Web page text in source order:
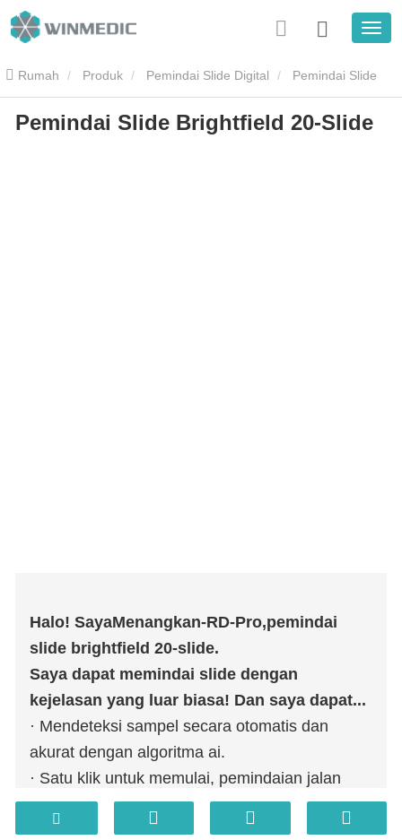
Rumah Produk Pemindai Slide Digital Pemindai Slide
Patologi Pemindai Slide Brightfield 20-Slide
Pemindai Slide Brightfield 20-Slide
Halo! SayaMenangkan-RD-Pro,pemindai
slide brightfield 20-slide.
Saya dapat memindai slide dengan
kejelasan yang luar biasa! Dan saya dapat...
· Mendeteksi sampel secara otomatis dan
akurat dengan algoritma ai.
· Satu klik untuk memulai, pemindaian jalan
· Membuat Anda menikmati kecepatan tinggi
dan kualitas tinggi pada saat yang bersamaan